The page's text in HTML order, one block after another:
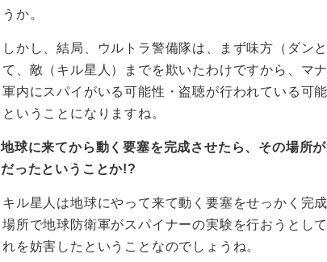
うか。
しかし、結局、ウルトラ警備隊は、まず味方（ダン
て、敵（キル星人）までを欺いたわけですから、マ
軍内にスパイがいる可能性・盗聴が行われている可
ということになりますね。
地球に来てから動く要塞を完成させたら、その場所
だったということか!?
キル星人は地球にやって来て動く要塞をせっかく完
場所で地球防衛軍がスパイナーの実験を行おうとし
れを妨害したということなのでしょうね。